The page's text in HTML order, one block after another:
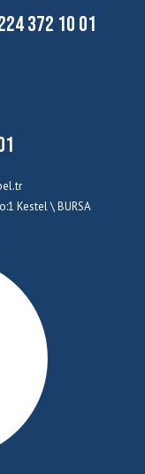
372 10 01
Kestel \ BURSA